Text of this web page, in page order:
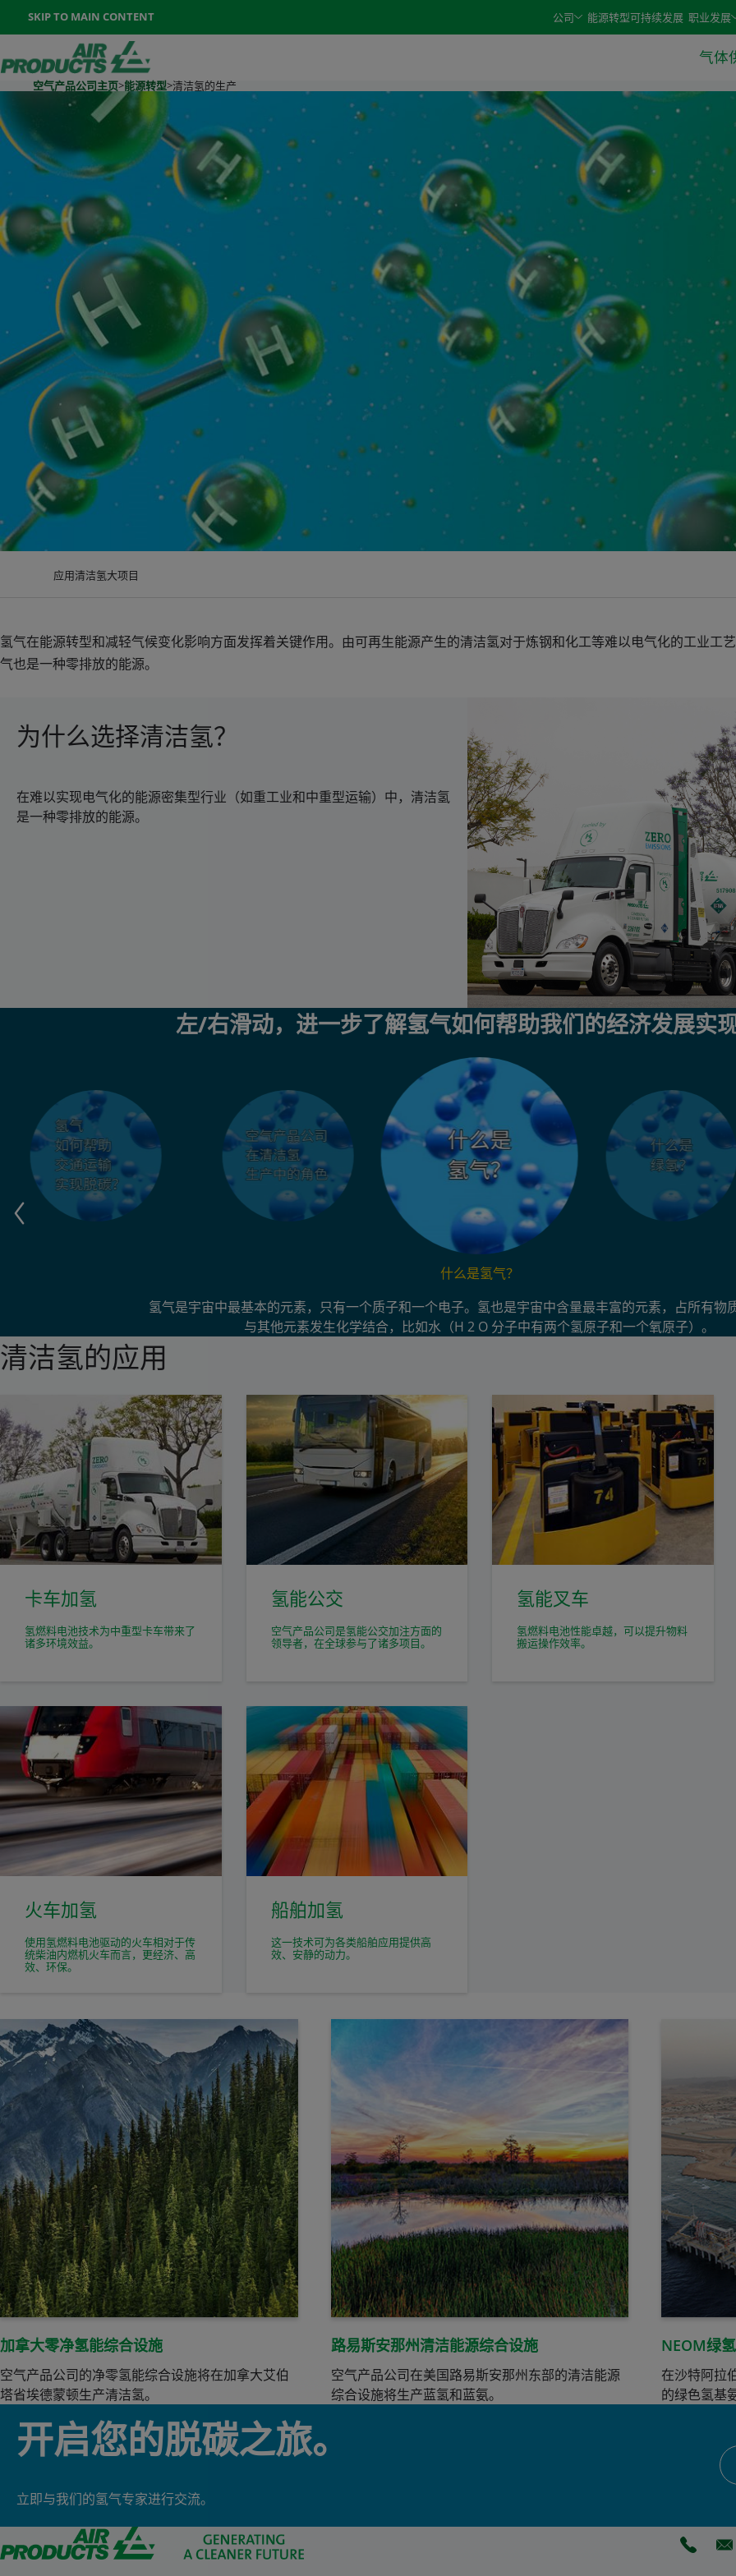
SKIP TO MAIN CONTENT
Once the menu is open you can move between options with the arrow keys and select an option with the enter or
400-888-7662 联系我们 公司 能源转型可持续发展 职业发展
Go To Home Page
气体
空气产品公司主页>能源转型>清洁氢的生产
应用清洁氢大项目
氢气在能源转型和减轻气候变化影响方面发挥着关键作用。由可再生能源产生的清洁氢对于炼钢和化工等难以电气化的工业工
气也是一种零排放的能源。
为什么选择清洁氢？
在难以实现电气化的能源密集型行业（如重工业和中重型运输）中，清洁氢
是一种零排放的能源。
左/右滑动，进一步了解氢气如何帮助我们的经济发展实
什么是氢气？
氢气是宇宙中最基本的元素，只有一个质子和一个电子。氢也是宇宙中含量最丰富的元素，占所有物
与其他元素发生化学结合，比如水（H 2 O 分子中有两个氢原子和一个氧原子）。
清洁氢的应用
卡车加氢
氢燃料电池技术为中重型卡车带来了
诸多环境效益。
氢能公交
空气产品公司是氢能公交加注方面的
领导者，在全球参与了诸多项目。
氢能叉车
氢燃料电池性能卓越，可以提升物料
搬运操作效率。
火车加氢
使用氢燃料电池驱动的火车相对于传
统柴油内燃机火车而言，更经济、高
效、环保。
船舶加氢
这一技术可为各类船舶应用提供高
效、安静的动力。
加拿大零净氢能综合设施
空气产品公司的净零氢能综合设施将在加拿大艾伯
塔省埃德蒙顿生产清洁氢。
路易斯安那州清洁能源综合设施
空气产品公司在美国路易斯安那州东部的清洁能源
综合设施将生产蓝氢和蓝氨。
NEOM绿
在沙特阿拉
的绿色氢基
开启您的脱碳之旅。
立即与我们的氢气专家进行交流。
(Opens